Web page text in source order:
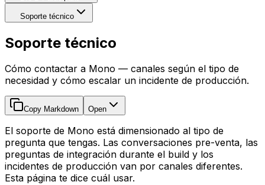
Soporte técnico
Soporte técnico
Cómo contactar a Mono — canales según el tipo de
necesidad y cómo escalar un incidente de producción.
Copy Markdown Open
El soporte de Mono está dimensionado al tipo de
pregunta que tengas. Las conversaciones pre-venta, las
preguntas de integración durante el build y los
incidentes de producción van por canales diferentes.
Esta página te dice cuál usar.